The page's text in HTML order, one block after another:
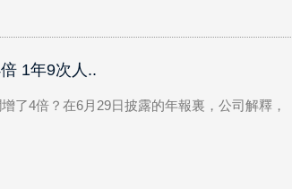
1年9次人..
了4倍？在6月29日披露的年報裏，公司解釋，